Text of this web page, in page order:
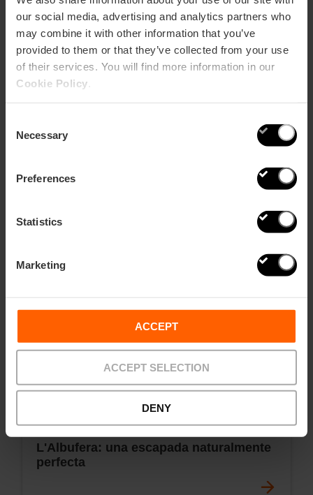
our social media, advertising and analytics partners who
may combine it with other information that you’ve
provided to them or that they’ve collected from your use
of their services. You will find more information in our
Cookie Policy
Selection
Necessary
Preferences
Statistics
Marketing
ACCEPT
ACCEPT SELECTION
DENY
Descubre las playas de València: una
variedad infinita
L'Albufera: una escapada naturalmente
perfecta